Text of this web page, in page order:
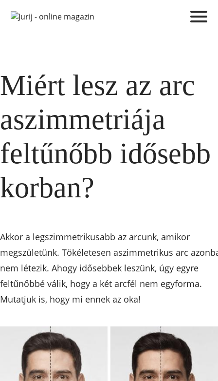
Miért lesz az arc
aszimmetriája
feltűnőbb idősebb
korban?
Akkor a legszimmetrikusabb az arcunk, amikor
megszületünk. Tökéletesen aszimmetrikus arc
nem létezik. Ahogy idősebbek leszünk, úgy egyre
feltűnőbbé válik, hogy a két arcfél nem egyforma.
Mutatjuk is, hogy mi ennek az oka!